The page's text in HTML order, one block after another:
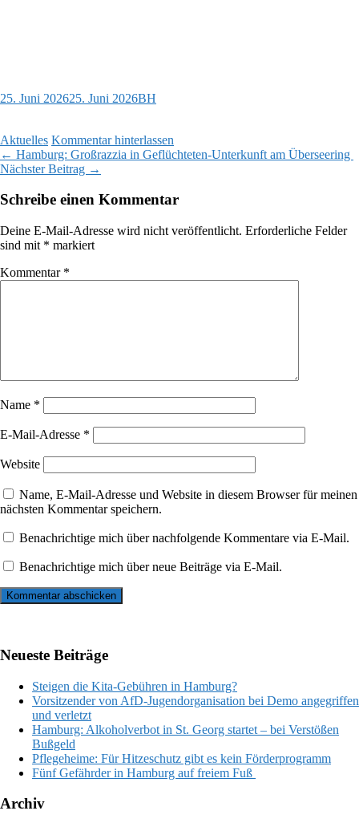
25. Juni 202625. Juni 2026BH
Aktuelles Kommentar hinterlassen
Beitragsnavigation
← Hamburg: Großrazzia in Geflüchteten-Unterkunft am Überseering
Nächster Beitrag →
Schreibe einen Kommentar
Deine E-Mail-Adresse wird nicht veröffentlicht. Erforderliche Felder
sind mit * markiert
Kommentar *
Name *
E-Mail-Adresse *
Website
Name, E-Mail-Adresse und Website in diesem Browser für meinen
nächsten Kommentar speichern.
Benachrichtige mich über nachfolgende Kommentare via E-Mail.
Benachrichtige mich über neue Beiträge via E-Mail.
Neueste Beiträge
Steigen die Kita-Gebühren in Hamburg?
Vorsitzender von AfD-Jugendorganisation bei Demo angegriffen
und verletzt
Hamburg: Alkoholverbot in St. Georg startet – bei Verstößen
Bußgeld
Pflegeheime: Für Hitzeschutz gibt es kein Förderprogramm
Fünf Gefährder in Hamburg auf freiem Fuß
Archiv